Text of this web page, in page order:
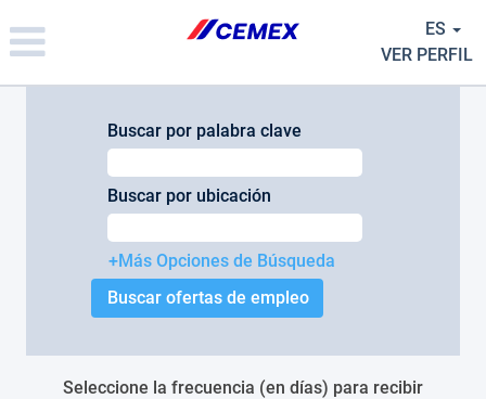
note:
This
ES
VER PERFIL
Buscar por palabra clave
Buscar por ubicación
+Más Opciones de Búsqueda
Seleccione la frecuencia (en días) para recibir